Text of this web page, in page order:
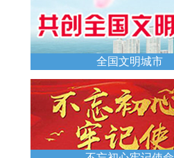
全国文明城市